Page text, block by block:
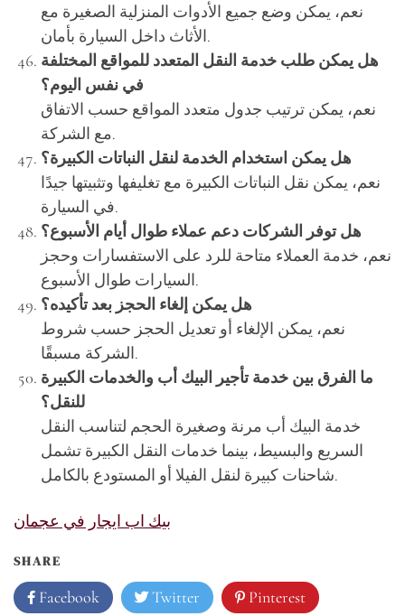
نعم، يمكن وضع جميع الأدوات المنزلية الصغيرة مع
الأثاث داخل السيارة بأمان.
هل يمكن طلب خدمة النقل المتعدد للمواقع المختلفة
في نفس اليوم؟
نعم، يمكن ترتيب جدول متعدد المواقع حسب الاتفاق
مع الشركة.
هل يمكن استخدام الخدمة لنقل النباتات الكبيرة؟
نعم، يمكن نقل النباتات الكبيرة مع تغليفها وتثبيتها جيدًا
في السيارة.
هل توفر الشركات دعم عملاء طوال أيام الأسبوع؟
نعم، خدمة العملاء متاحة للرد على الاستفسارات وحجز
السيارات طوال الأسبوع.
هل يمكن إلغاء الحجز بعد تأكيده؟
نعم، يمكن الإلغاء أو تعديل الحجز حسب شروط
الشركة مسبقًا.
ما الفرق بين خدمة تأجير البيك أب والخدمات الكبيرة
للنقل؟
خدمة البيك أب مرنة وصغيرة الحجم لتناسب النقل
السريع والبسيط، بينما خدمات النقل الكبيرة تشمل
شاحنات كبيرة لنقل الفيلا أو المستودع بالكامل.
بيك اب ايجار في عجمان
SHARE
Facebook Twitter Pinterest